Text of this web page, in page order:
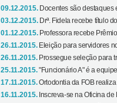
09.12.2015. Docentes são destaques
03.12.2015. Drª. Fidela recebe título
01.12.2015. Professora recebe
26.11.2015. Eleição para servidores
26.11.2015. Prossegue seleção para
25.11.2015."Funcionário A" é a
17.11.2015.Ortodontia da FOB
16.11.2015. Inscreva-se na Oficina